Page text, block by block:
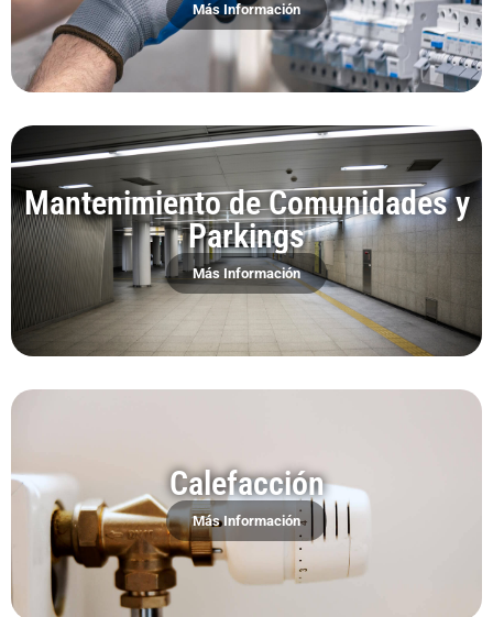
Más Información
Mantenimiento de Comunidades y
Parkings
Más Información
Calefacción
Más Información